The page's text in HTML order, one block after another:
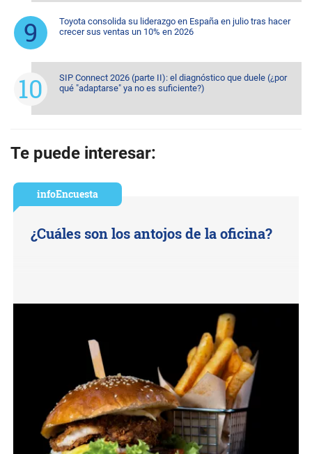
Toyota consolida su liderazgo en España en julio tras hacer
crecer sus ventas un 10% en 2026
SIP Connect 2026 (parte II): el diagnóstico que duele (¿por
qué "adaptarse" ya no es suficiente?)
Te puede interesar:
infoEncuesta
¿Cuáles son los antojos de la oficina?